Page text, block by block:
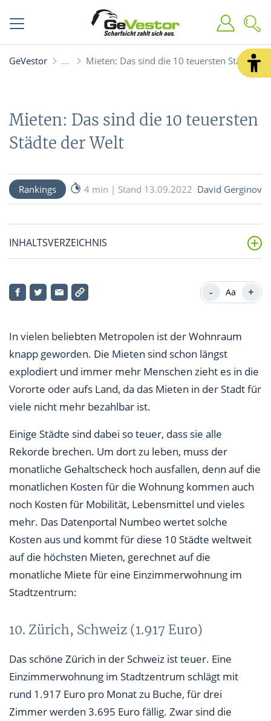
GeVestor Mieten: Das sind die 10 teuersten Städte
Mieten: Das sind die 10 teuersten
Städte der Welt
Rankings 4 min | Stand 13.09.2022 David Gerginov
INHALTSVERZEICHNIS
9. Zug, Schweiz (1.942 Euro)
7. London, Großbritannien (2.207 Euro)
6. Hong Kong (2.253 Euro)
5. Singapur (2.514 Euro)
4. Los Angeles, USA (2.537 Euro)
3. Hamilton, Bermuda (3.262 Euro)
2. San Francisco, USA (3.292 Euro)
1. New York City, USA (3.859 Euro)
- Aa +
In vielen beliebten Metropolen ist der Wohnraum
knapp geworden. Die Mieten sind schon längst
explodiert und immer mehr Menschen zieht es in die
Vororte oder aufs Land, da das Mieten in der Stadt für
viele nicht mehr bezahlbar ist.
Einige Städte sind dabei so teuer, dass sie alle
Rekorde brechen. Um dort zu leben, muss der
monatliche Gehaltscheck hoch ausfallen, denn auf die
monatlichen Kosten für die Wohnung kommen auch
noch Kosten für Mobilität, Lebensmittel und vieles
mehr. Das Datenportal Numbeo wertet solche
Kosten aus und kommt für diese 10 Städte weltweit
auf die höchsten Mieten, gerechnet auf die
monatliche Miete für eine Einzimmerwohnung im
Stadtzentrum:
10. Zürich, Schweiz (1.917 Euro)
Das schöne Zürich in der Schweiz ist teuer. Eine
Einzimmerwohnung im Stadtzentrum schlägt mit
rund 1.917 Euro pro Monat zu Buche, für drei
Zimmer werden 3.695 Euro fällig. Zwar sind die